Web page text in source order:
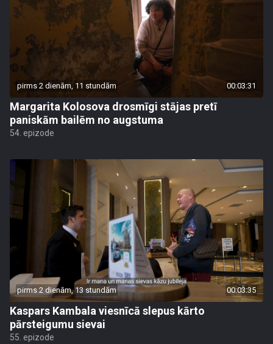
pirms 2 dienām, 11 stundām 00:03:31
Margarita Kolosova drosmīgi stājas pretī
paniskām bailēm no augstuma
54. epizode
pirms 2 dienām, 13 stundām 00:03:35
Kaspars Kambala viesnīcā slepus kārto
pārsteigumu sievai
55. epizode